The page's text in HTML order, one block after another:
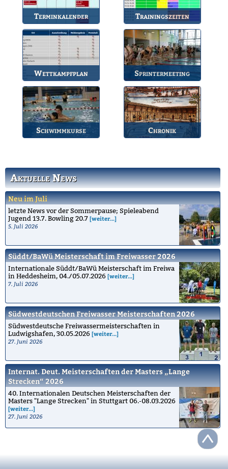
Aktuelle News
Neu im Juli
letzte News vor der Sommerpause; Spieleabend
Jugend 13.7. Bowling 20.7 [weiter...]
5. Juli 2026
Süddt/BaWü Meisterschaft im Freiwasser 2026
Internationale Süddt/BaWü Meisterschaft im Freiwa
in Heddesheim, 04./05.07.2026 [weiter...]
7. Juli 2026
Südwestdeutschen Freiwasser Meisterschaften 2026
Südwestdeutsche Freiwassermeisterschaften in
Ludwigshafen, 30.05.2026 [weiter...]
27. Juni 2026
Internat. Deut. Meisterschaften der Masters „Lange
Strecken“ 2026
40. Internationalen Deutschen Meisterschaften der
Masters "Lange Strecken" in Stuttgart 06.-08.03.2026
[weiter...]
27. Juni 2026
Terminkalender
Die Termine des BSV.
Trainingszeiten
Bahnbelegungen der
Gruppen.
Wettkampfplan
Übersicht der aktuellen
Wettkämpfe.
Sprintermeeting
Jährlicher Wettkampf
des BSV.
Schwimmkurse Chronik